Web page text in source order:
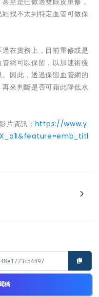
找不太到特定血管可做保
在實務上，目前重修或是
網可以保留，以加速術後
因此，透過保留血管網的
來判斷是否可藉此降低水
片資訊： https://www.y
稿